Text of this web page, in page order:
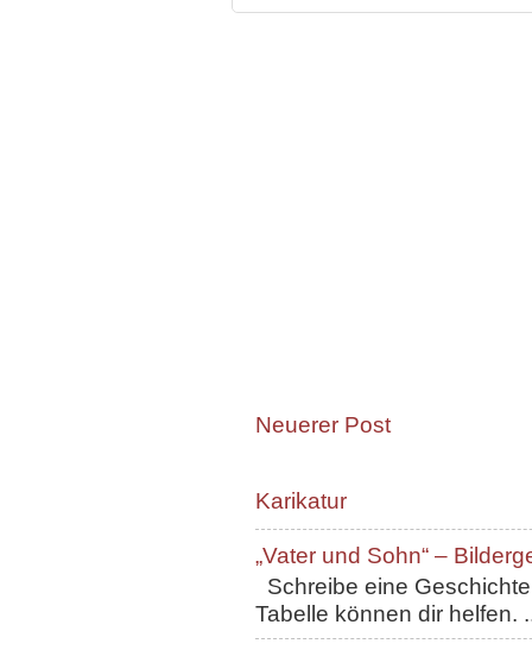
Neuerer Post
Karikatur
„Vater und Sohn“ –
Schreibe eine
Tabelle können dir helfen.